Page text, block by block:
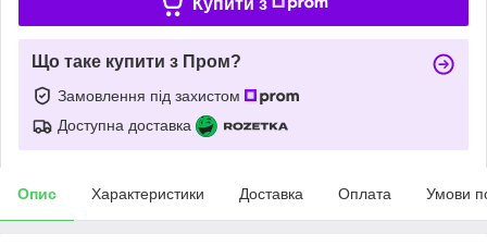
Що таке купити з Пром?
Замовлення під захистом
Доступна доставка
Опис Характеристики Доставка Оплата Умови